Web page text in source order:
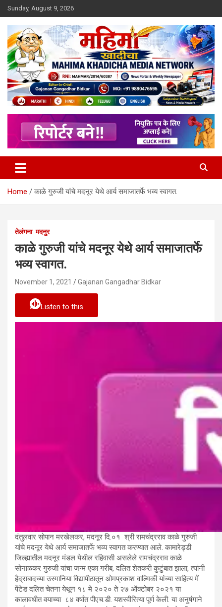
Skip
to
content
Sunday, August 9, 2026
Mahimakhadicha
Home काळे गुरुजी यांचे मदनूर येथे आर्य समाजातर्फे भव्य स्वागत.
तेलंगना मदनुर
काळे गुरुजी यांचे मदनूर येथे आर्य समाजातर्फे
भव्य स्वागत.
November 1, 2021 Gajanan Gangadhar Bidkar
Listen to this
दंतुलवार सोपान मरखेलकर, मदनूर दि.०१ श्री रामचंद्रराव काळे गुरुजी
यांचे मदनूर येथे आर्य समाजातर्फे भव्य स्वागत करण्यात आले. कामारेड्डी
जिल्ह्यातील मदनूर मंडल येथील रहिवासी असलेले रामचंद्रराव काळे
सोनाळकर गुरुजी यांचा जन्म एका गरीब, दलित शेतकरी कुटुंबात झाला, त्यांनी
हैद्राबादच्या उस्मानिया विद्यापीठातून ओमप्रकाश वाल्मिकी यांच्या साहित्य में
पेंटेड दलित चेतना येथून १८ मे २०२० ते २७ ऑक्टोबर २०२१ या
कालावधीत वयाच्या ८४ वर्षांत पीएच.डी. यशस्वीरित्या पूर्ण केली. या अनुषंगाने